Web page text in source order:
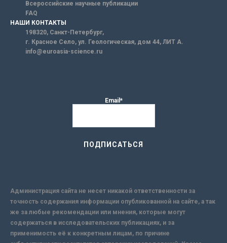
Всероссийские научные публикации
FAQ
НАШИ КОНТАКТЫ
198320, Санкт-Петербург,
г. Красное Село, ул. Геологическая, дом 44, ЛИТ А.
info@euroasia-science.ru
Email*
Администрация сайта не несет никакой ответственности за
точность содержания информации опубликованной на сайте, а так
же за любые рекомендации или мнения, которые могут
содержаться в исследовательских публикациях, и за
применимость её к конкретным лицам, по причине